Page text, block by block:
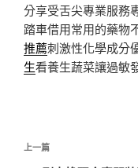
分享受舌尖專業服務
踏車借用常用的藥物
推薦刺激性化學成分
生看養生蔬菜讓過敏
文
上
上一篇